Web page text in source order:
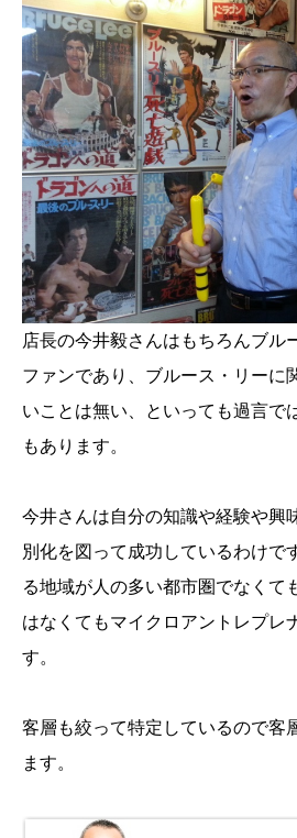
店長の今井毅さんはもちろんブル
ファンであり、ブルース・リーに
いことは無い、といっても過言で
もあります。
今井さんは自分の知識や経験や興
別化を図って成功しているわけで
る地域が人の多い都市圏でなくて
はなくてもマイクロアントレプレ
す。
客層も絞って特定しているので客
ます。